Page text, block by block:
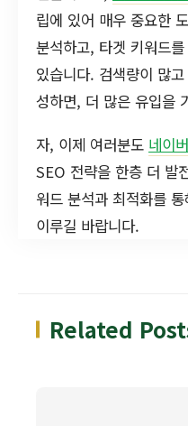
립에 있어 매우 중요한
분석하고, 타겟 키워드
있습니다. 검색량이 많
성하면, 더 많은 유입을
자, 이제 여러분도 네이
SEO 전략을 한층 더 발
워드 분석과 최적화를
이루길 바랍니다.
Related